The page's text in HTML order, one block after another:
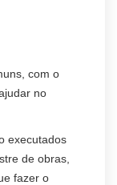
com o
no
executados
de obras,
fazer o